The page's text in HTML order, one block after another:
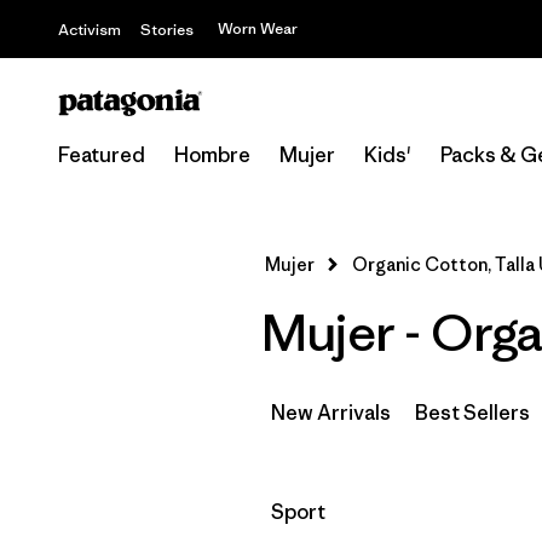
Activism Stories Worn Wear
Featured Hombre Mujer Kids' Packs &
Mujer Organic Cotton, Talla
Mujer -
New Arrivals Best Sellers
Filtrar por
Sport